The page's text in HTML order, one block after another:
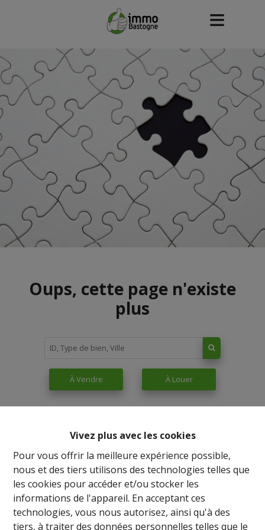
Vivez plus avec les cookies
Pour vous offrir la meilleure expérience possible,
nous et des tiers utilisons des technologies telles que
les cookies pour accéder et/ou stocker les
informations de l'appareil. En acceptant ces
technologies, vous nous autorisez, ainsi qu'à des
tiers, à traiter des données personnelles telles que le
Oups, cette page n'existe
plus
À Vendre À Louer